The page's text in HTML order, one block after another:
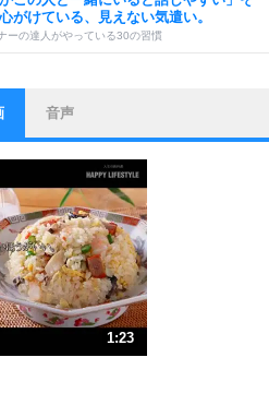
がけている、見えない気遣い。
ーの達人がやっている30の習慣
ない。
と、他人を見ない。
い人になる30の方法
になれない原因は、行動しないから。
考になる30の方法
策
んとかなるもの。
30の方法
音声
1:23